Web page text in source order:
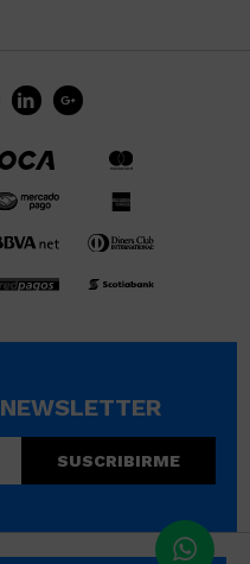
 
SUSCRIBIRME